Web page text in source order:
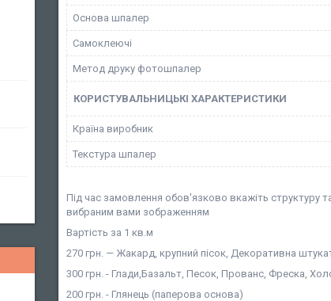
Основа шпалер
Самоклеючі
Метод друку фотошпалер
КОРИСТУВАЛЬНИЦЬКІ ХАРАКТЕРИСТИКИ
Країна виробник
Текстура шпалер
Під час замовлення обов'язково вкажіть
вибраним вами зображенням
Вартість за 1 кв.м
270 грн. — Жакард, крупний пісок, Декоративна
300 грн. - Глади,Базальт, Песок, Прованс, Фреска,
200 грн. - Глянець (паперова основа)